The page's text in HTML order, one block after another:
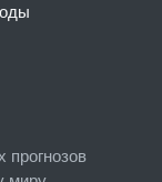
прогнозов